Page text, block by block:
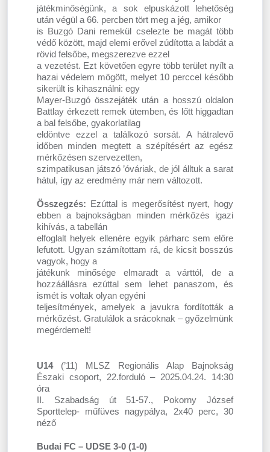
játékminőségünk, a sok elpuskázott lehetőség
után végül a 66. percben tört meg a jég, amikor
is Buzgó Dani remekül cselezte be magát több
védő között, majd elemi erővel zúdította a labdát a
rövid felsőbe, megszerezve ezzel
a vezetést. Ezt követően egyre több terület nyílt a
hazai védelem mögött, melyet 10 perccel később
sikerült is kihasználni: egy
Mayer-Buzgó összejáték után a hosszú oldalon
Battlay érkezett remek ütemben, és lőtt higgadtan
a bal felsőbe, gyakorlatilag
eldöntve ezzel a találkozó sorsát. A hátralevő
időben minden megtett a szépítésért az egész
mérkőzésen szervezetten,
szimpatikusan játszó ’óváriak, de jól álltuk a sarat
hátul, így az eredmény már nem változott.
Összegzés: Ezúttal is megerősítést nyert, hogy
ebben a bajnokságban minden mérkőzés igazi
kihívás, a tabellán
elfoglalt helyek ellenére egyik párharc sem előre
lefutott. Ugyan számítottam rá, de kicsit bosszús
vagyok, hogy a
játékunk minősége elmaradt a várttól, de a
hozzáállásra ezúttal sem lehet panaszom, és
ismét is voltak olyan egyéni
teljesítmények, amelyek a javukra fordították a
mérkőzést. Gratulálok a srácoknak – győzelmünk
megérdemelt!
U14(’11) MLSZ Regionális Alap Bajnokság
Északi csoport, 22.forduló – 2025.04.24. 14:30
óra
II. Szabadság út 51-57., Pokorny József
Sporttelep- műfüves nagypálya, 2x40 perc, 30
néző
Budai FC – UDSE 3-0 (1-0)